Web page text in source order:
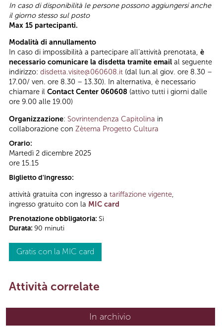
In caso di disponibilità le persone possono aggiungersi anche
il giorno stesso sul posto
Max 15 partecipanti.
Modalità di annullamento
In caso di impossibilità a partecipare all’attività prenotata, è
necessario comunicare la disdetta tramite email al seguente
indirizzo: disdetta.visite@060608.it (dal lun.al giov. ore 8.30 –
17.00/ ven. ore 8.30 – 13.30). In alternativa, è necessario
chiamare il Contact Center 060608 (attivo tutti i giorni dalle
ore 9.00 alle 19.00)
Organizzazione: Sovrintendenza Capitolina in
collaborazione con Zètema Progetto Cultura
Orario:
Martedì 2 dicembre 2025
ore 15.15
Biglietto d'ingresso:
attività gratuita con ingresso a tariffazione vigente,
ingresso gratuito con la MIC card
Prenotazione obbligatoria: Sì
Durata: 90 minuti
Gratis con la MIC card
Attività correlate
In archivio